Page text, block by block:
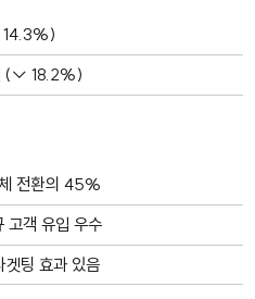
(↓ 18.2%)
전환의 45%
객 유입 우수
팅 효과 있음